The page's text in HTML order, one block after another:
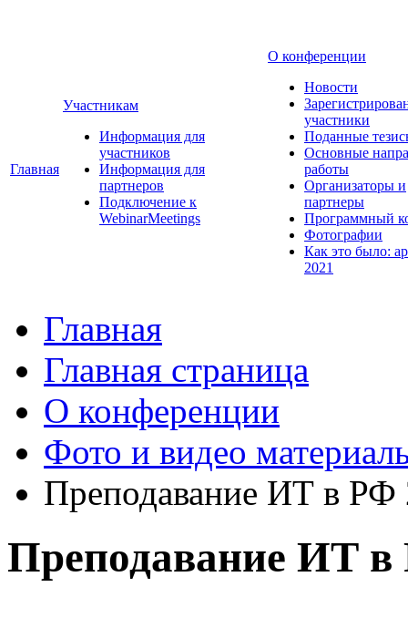
Главная
Участникам
Информация для
участников
Информация для
партнеров
Подключение к
WebinarMeetings
О конференции
Новости
участники
Поданные
Основные
работы
Организаторы и
партнеры
Программный
Фотографии
Как это было:
2021
Главная
Главная страница
О конференции
Фото и видео
Преподавание ИТ в РФ
Преподавание ИТ в